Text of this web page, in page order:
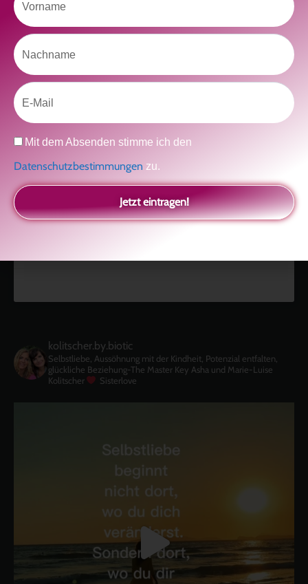
Like uns auf Facebook
akzeptieren und diesen Inhalt zu aktivieren
kolitscher.by.biotic
Selbstliebe, Aussöhnung mit der Kindheit, Potenzial entfalten,
glückliche Beziehung-The Master Key Asha und Marie-Luise
Kolitscher
Sisterlove
Nachname
Email
Datenschutz
Mit dem Absenden stimme ich den
Datenschutzbestimmungen zu.
Jetzt eintragen!